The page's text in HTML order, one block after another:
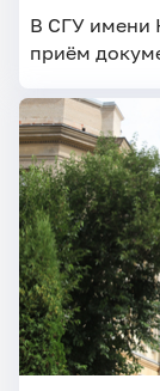
В СГУ имени
приём